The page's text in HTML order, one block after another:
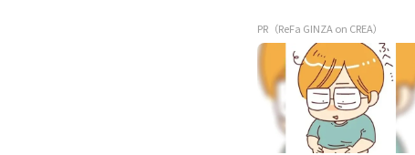
PR（ReFa GINZA on CREA）